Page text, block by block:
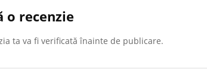
o recenzie
ta va fi verificată înainte de publicare.